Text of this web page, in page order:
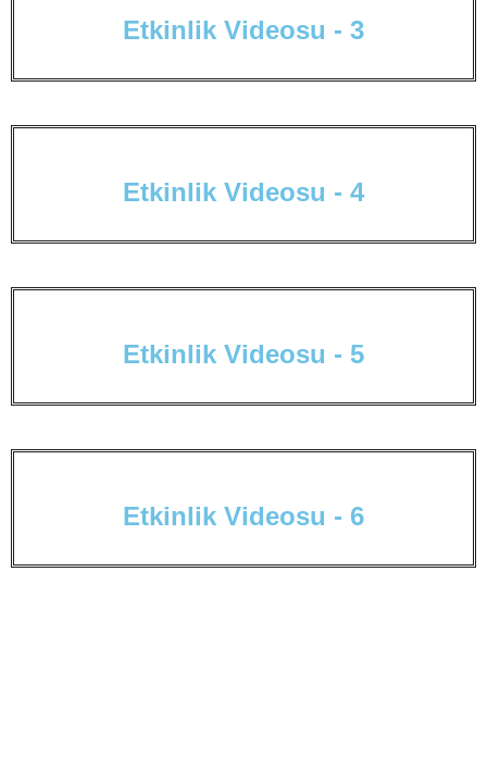
Etkinlik Videosu - 3
Etkinlik Videosu - 4
Etkinlik Videosu - 5
Etkinlik Videosu - 6